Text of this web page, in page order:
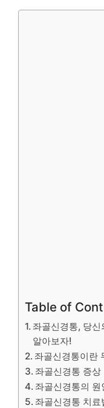
Table of
좌골신경통, 당
알아보자!
좌골신경통이란
좌골신경통 증상
좌골신경통의 원
좌골신경통 치